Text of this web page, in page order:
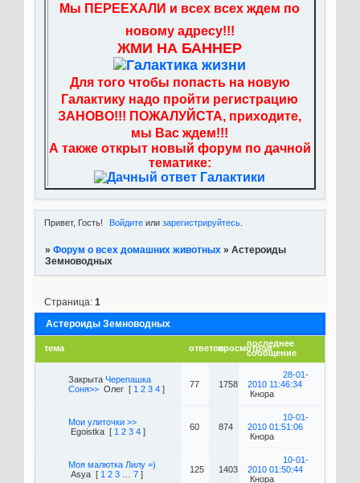
Мы ПЕРЕЕХАЛИ и всех всех ждем по
новому адресу!!!
ЖМИ НА БАННЕР
Для того чтобы попасть на новую
Галактику надо пройти регистрацию
ЗАНОВО!!! ПОЖАЛУЙСТА, приходите,
мы Вас ждем!!!
А также открыт новый форум по дачной
тематике:
Привет, Гость! Войдите илизарегистрируйтесь
» Форум о всех домашних животных » Астероиды
Земноводных
Астероиды Земноводных
Страница: 1
тема ответовпросмотров
последнее
сообщение
Закрыта Черепашка
Соня>> Олег [ 1 2 3 4 ] 77 1758
28-01-
2010 11:46:34
Кнора
Мои улиточки >>
Egoistka
[ 1 2 3 4 ] 60 874
10-01-
2010 01:51:06
Кнора
Моя малютка Лилу =)
Asya
[ 1 2 3 7 ] 125 1403
10-01-
2010 01:50:44
Кнора